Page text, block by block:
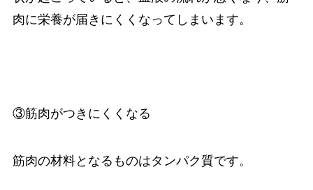
肉に栄養が届きにくくなってしまいます。
③筋肉がつきにくくなる
筋肉の材料となるものはタンパク質です。